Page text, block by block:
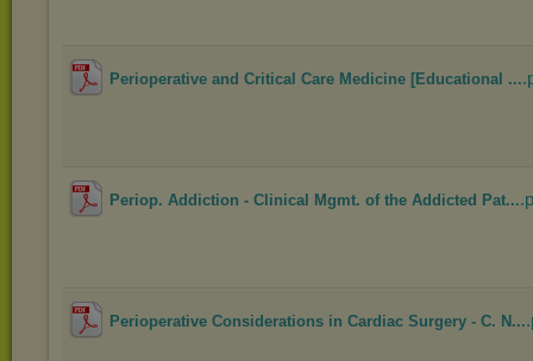
Perioperative and Critical Care Medicine [Educational ...
Periop. Addiction - Clinical Mgmt. of the Addicted Pat...
Perioperative Considerations in Cardiac Surgery - C. N...